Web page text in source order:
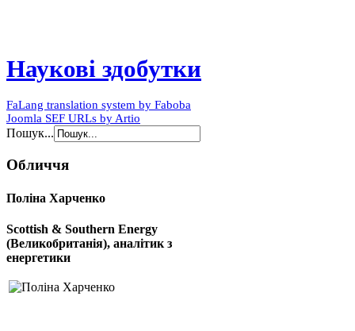
Наукові здобутки
FaLang translation system by Faboba
Joomla SEF URLs by Artio
Пошук...
Обличчя
Поліна Харченко
Scottish & Southern Energy
(Великобританія), аналітик з
енергетики